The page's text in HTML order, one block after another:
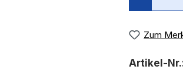
Zum
Artikel-